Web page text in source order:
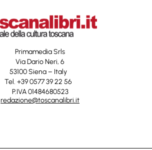
Primamedia Srls
Via Dario Neri, 6
53100 Siena – Italy
Tel. +39 0577 39 22 56
P.IVA 01484680523
redazione@toscanalibri.it